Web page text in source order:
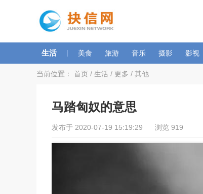
生活 | 美食 旅游 音乐 摄影 影视
当前位置： 首页 / 生活 / 更多 / 其他
马踏匈奴的意思
发布于 2020-07-19 15:19:29 浏览 919